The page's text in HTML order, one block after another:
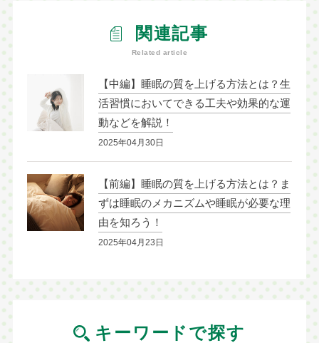
関連記事
Related article
【中編】睡眠の質を上げる方法とは？生
活習慣においてできる工夫や効果的な運
動などを解説！
2025年04月30日
【前編】睡眠の質を上げる方法とは？ま
ずは睡眠のメカニズムや睡眠が必要な理
由を知ろう！
2025年04月23日
キーワードで探す